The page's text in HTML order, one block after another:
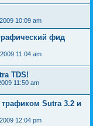
10:09 am
фид
11:04 am
TDS!
11:50 am
Sutra 3.2 и
12:04 pm